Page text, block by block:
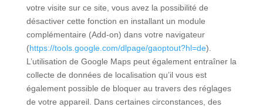
votre visite sur ce site, vous avez la possibilité de
désactiver cette fonction en installant un module
complémentaire (Add-on) dans votre navigateur
(https://tools.google.com/dlpage/gaoptout?hl=de).
L’utilisation de Google Maps peut également entraîner la
collecte de données de localisation qu’il vous est
également possible de bloquer au travers des réglages
de votre appareil. Dans certaines circonstances, des